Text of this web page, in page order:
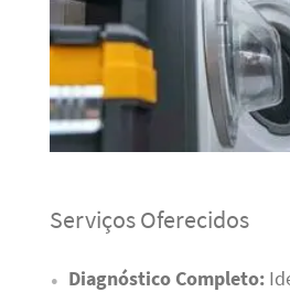
Serviços Oferecidos
Diagnóstico Completo: